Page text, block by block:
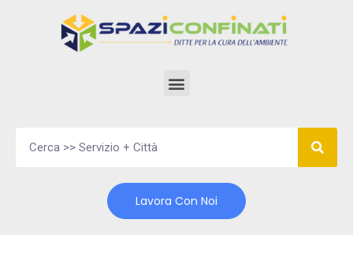
Lavora Con Noi